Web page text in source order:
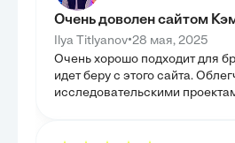
различных схем финансирования на итоговую
стоимость проектов. Были рассмотрены
методы оценки экономической эффективности,
позволяющие инвесторам принимать взвешенные
решения. На основе проведенного анализа были
сформулированы конкретные рекомендации по
масштабы и специфику каждого проекта. Кроме
Очень доволен сайтом
Ilya Titlyanov•28 мая, 2025
Очень хорошо подходит для
идет беру с этого сайта.
исследовательскими